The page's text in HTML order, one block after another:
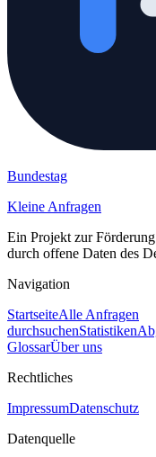
Bundestag
Kleine Anfragen
Ein Projekt zur
durch offene Daten des
Navigation
StartseiteAlle Anfragen
durchsuchenStatistiken
GlossarÜber uns
Rechtliches
ImpressumDatenschutz
Datenquelle